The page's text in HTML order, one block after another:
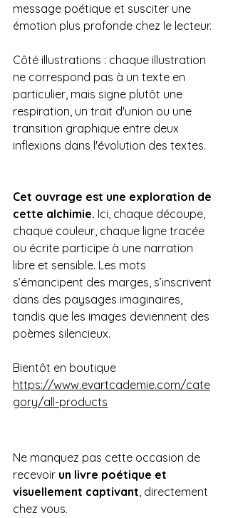
message poétique et susciter une
émotion plus profonde chez le lecteur.
Côté illustrations : chaque illustration
ne correspond pas à un texte en
particulier, mais signe plutôt une
respiration, un trait d'union ou une
transition graphique entre deux
inflexions dans l'évolution des textes.
Cet ouvrage est une exploration de
cette alchimie. Ici, chaque découpe,
chaque couleur, chaque ligne tracée
ou écrite participe à une narration
libre et sensible. Les mots
s’émancipent des marges, s’inscrivent
dans des paysages imaginaires,
tandis que les images deviennent des
poèmes silencieux.
Bientôt en boutique
https://www.evartcademie.com/cate
gory/all-products
Ne manquez pas cette occasion de
recevoir un livre poétique et
visuellement captivant, directement
chez vous.